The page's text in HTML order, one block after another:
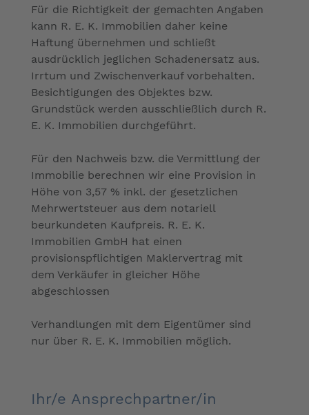
Für die Richtigkeit der gemachten Angaben
kann R. E. K. Immobilien daher keine
Haftung übernehmen und schließt
ausdrücklich jeglichen Schadenersatz aus.
Irrtum und Zwischenverkauf vorbehalten.
Besichtigungen des Objektes bzw.
Grundstück werden ausschließlich durch R.
E. K. Immobilien durchgeführt.
Für den Nachweis bzw. die Vermittlung der
Immobilie berechnen wir eine Provision in
Höhe von 3,57 % inkl. der gesetzlichen
Mehrwertsteuer aus dem notariell
beurkundeten Kaufpreis. R. E. K.
Immobilien GmbH hat einen
provisionspflichtigen Maklervertrag mit
dem Verkäufer in gleicher Höhe
abgeschlossen
Verhandlungen mit dem Eigentümer sind
nur über R. E. K. Immobilien möglich.
Ihr/e Ansprechpartner/in